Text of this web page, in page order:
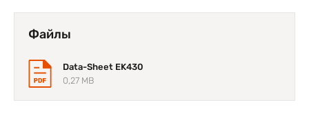
информации, а 4,3" WVGA LCD помогает контролировать
результаты прямо на месте. Достаточный запас памяти 4
ГБ/32 ГБ и производительность 2,2GHz octa core
добавляет удобство в сценариях идентификации, а
пистолетная рукоятка и 34 клавиши делают ввод данных с
помощью Bluebird EK430-ANLCTV точным и быстрым в
течение смены.
Файлы
Data-Sheet EK430
0,27 MB